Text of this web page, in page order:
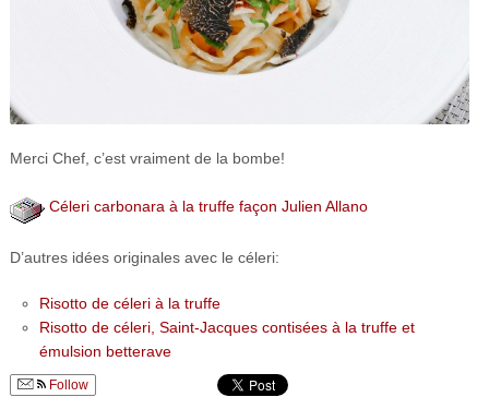
Merci Chef, c’est vraiment de la bombe!
Céleri carbonara à la truffe façon Julien Allano
D’autres idées originales avec le céleri:
Risotto de céleri à la truffe
Risotto de céleri, Saint-Jacques contisées à la truffe et
émulsion betterave
Follow